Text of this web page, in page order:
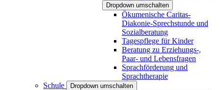
Dropdown umschalten
Ökumenische Caritas-
Diakonie-Sprechstunde und
Sozialberatung
Tagespflege für Kinder
Beratung zu Erziehungs-,
Paar- und Lebensfragen
Sprachförderung und
Sprachtherapie
Schule
Dropdown umschalten